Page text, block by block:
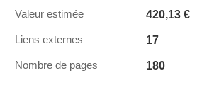
Valeur estimée 420,13 €
Liens externes 17
Nombre de pages 180